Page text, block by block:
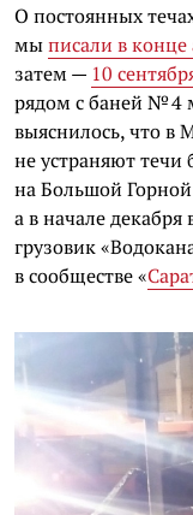
О постоянных
мыписали в конце
затем — 10
рядом с баней № 4
выяснилось, что в
не устраняют течи
на Большой
а в начале
грузовик
в сообществе «